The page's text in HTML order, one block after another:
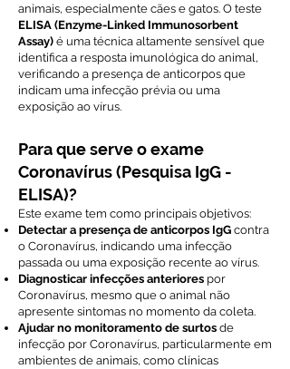
animais, especialmente cães e gatos. O teste
ELISA (Enzyme-Linked Immunosorbent
Assay) é uma técnica altamente sensível que
identifica a resposta imunológica do animal,
verificando a presença de anticorpos que
indicam uma infecção prévia ou uma
exposição ao vírus.
Para que serve o exame
Coronavírus (Pesquisa IgG -
ELISA)?
Este exame tem como principais objetivos:
Detectar a presença de anticorpos IgG contra
o Coronavírus, indicando uma infecção
passada ou uma exposição recente ao vírus.
Diagnosticar infecções anteriores por
Coronavírus, mesmo que o animal não
apresente sintomas no momento da coleta.
Ajudar no monitoramento de surtos de
infecção por Coronavírus, particularmente em
ambientes de animais, como clínicas